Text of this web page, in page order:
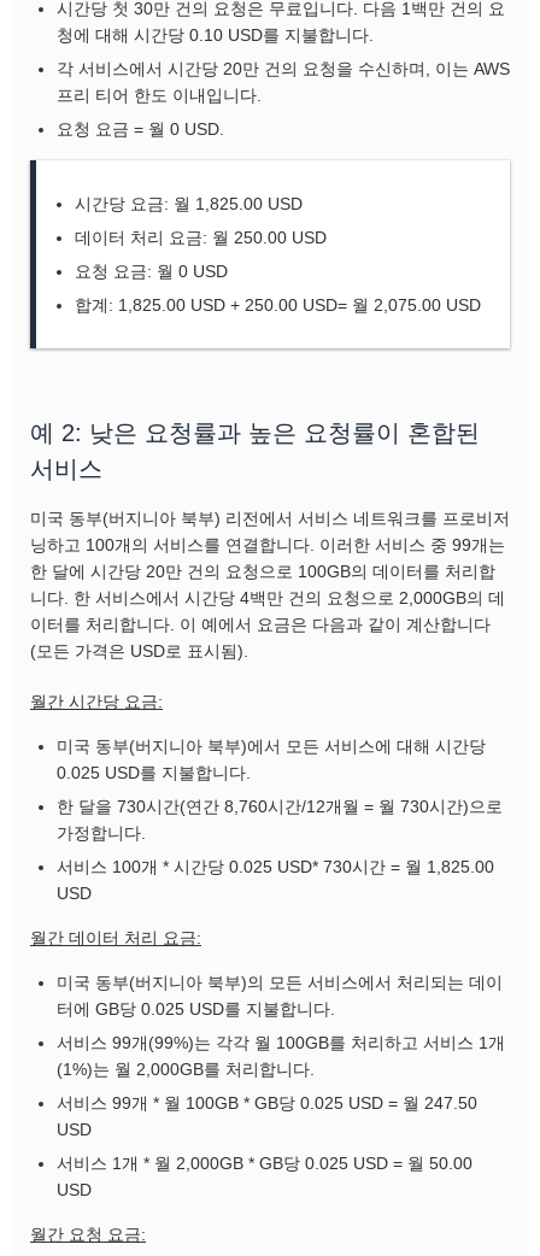
시간당 첫 30만 건의 요청은 무료입니다. 다음 1백만 건의 요
청에 대해 시간당 0.10 USD를 지불합니다.
각 서비스에서 시간당 20만 건의 요청을 수신하며, 이는 AWS
프리 티어 한도 이내입니다.
요청 요금 = 월 0 USD.
시간당 요금: 월 1,825.00 USD
데이터 처리 요금: 월 250.00 USD
요청 요금: 월 0 USD
합계: 1,825.00 USD + 250.00 USD= 월 2,075.00 USD
예 2: 낮은 요청률과 높은 요청률이 혼합된
서비스
미국 동부(버지니아 북부) 리전에서 서비스 네트워크를 프로비저
닝하고 100개의 서비스를 연결합니다. 이러한 서비스 중 99개는
한 달에 시간당 20만 건의 요청으로 100GB의 데이터를 처리합
니다. 한 서비스에서 시간당 4백만 건의 요청으로 2,000GB의 데
이터를 처리합니다. 이 예에서 요금은 다음과 같이 계산합니다
(모든 가격은 USD로 표시됨).
월간 시간당 요금:
미국 동부(버지니아 북부)에서 모든 서비스에 대해 시간당
0.025 USD를 지불합니다.
한 달을 730시간(연간 8,760시간/12개월 = 월 730시간)으로
가정합니다.
서비스 100개 * 시간당 0.025 USD* 730시간 = 월 1,825.00
USD
월간 데이터 처리 요금:
미국 동부(버지니아 북부)의 모든 서비스에서 처리되는 데이
터에 GB당 0.025 USD를 지불합니다.
서비스 99개(99%)는 각각 월 100GB를 처리하고 서비스 1개
(1%)는 월 2,000GB를 처리합니다.
서비스 99개 * 월 100GB * GB당 0.025 USD = 월 247.50
USD
서비스 1개 * 월 2,000GB * GB당 0.025 USD = 월 50.00
USD
월간 요청 요금: